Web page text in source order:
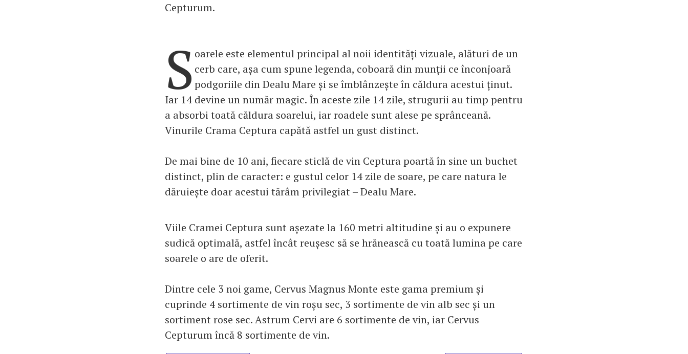
Cepturum.
S oarele este elementul principal al noii identități vizuale, alături de un
cerb care, așa cum spune legenda, coboară din munții ce înconjoară
podgoriile din Dealu Mare și se îmblânzește în căldura acestui ținut.
Iar 14 devine un număr magic. În aceste zile 14 zile, strugurii au timp pentru
a absorbi toată căldura soarelui, iar roadele sunt alese pe sprânceană.
Vinurile Crama Ceptura capătă astfel un gust distinct.
De mai bine de 10 ani, fiecare sticlă de vin Ceptura poartă în sine un buchet
distinct, plin de caracter: e gustul celor 14 zile de soare, pe care natura le
dăruiește doar acestui tărâm privilegiat – Dealu Mare.
Viile Cramei Ceptura sunt așezate la 160 metri altitudine și au o expunere
sudică optimală, astfel încât reușesc să se hrănească cu toată lumina pe care
soarele o are de oferit.
Dintre cele 3 noi game, Cervus Magnus Monte este gama premium și
cuprinde 4 sortimente de vin roșu sec, 3 sortimente de vin alb sec și un
sortiment rose sec. Astrum Cervi are 6 sortimente de vin, iar Cervus
Cepturum încă 8 sortimente de vin.